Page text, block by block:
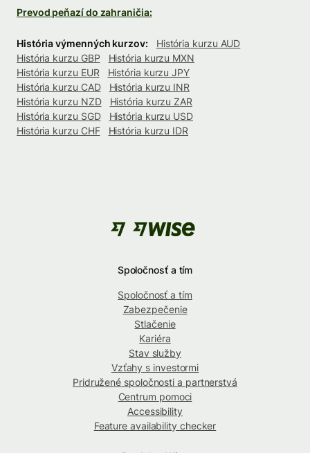
Prevod peňazí do zahraničia:
História výmenných kurzov:
História kurzu AUD
História kurzu GBP
História kurzu MXN
História kurzu EUR
História kurzu JPY
História kurzu CAD
História kurzu INR
História kurzu NZD
História kurzu ZAR
História kurzu SGD
História kurzu USD
História kurzu CHF
História kurzu IDR
Spoločnosť a tím
Spoločnosť a tím
Zabezpečenie
Stlačenie
Kariéra
Stav služby
Vzťahy s investormi
Pridružené spoločnosti a partnerstvá
Centrum pomoci
Accessibility
Feature availability checker